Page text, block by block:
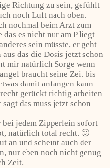
Richtung zu sein, gefühlt
noch Luft nach oben.
nochmal beim Arzt zum
das es nicht nur am P liegt
sein müsste, er geht
das die Dosis jetzt schon
mir natürlich Sorge wenn
braucht seine Zeit bis
damit anfangen kann
gerückt richtig arbeiten
das muss jetzt schon
bei jedem Zipperlein sofort
natürlich total recht. 🙂
an und scheint auch der
nur eben noch nicht genug
Zeit.